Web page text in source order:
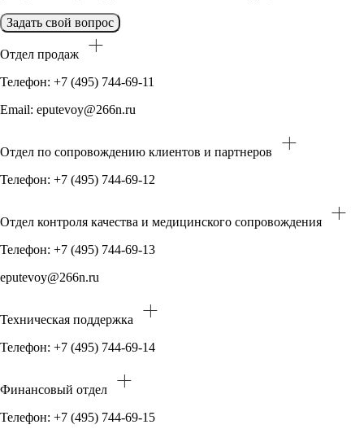
Задать свой вопрос
Отдел продаж
Телефон: +7 (495) 744-69-11
Email: eputevoy@266n.ru
Отдел по сопровождению клиентов и партнеров
Телефон: +7 (495) 744-69-12
Отдел контроля качества и медицинского сопровождения
Телефон: +7 (495) 744-69-13
eputevoy@266n.ru
Техническая поддержка
Телефон: +7 (495) 744-69-14
Финансовый отдел
Телефон: +7 (495) 744-69-15